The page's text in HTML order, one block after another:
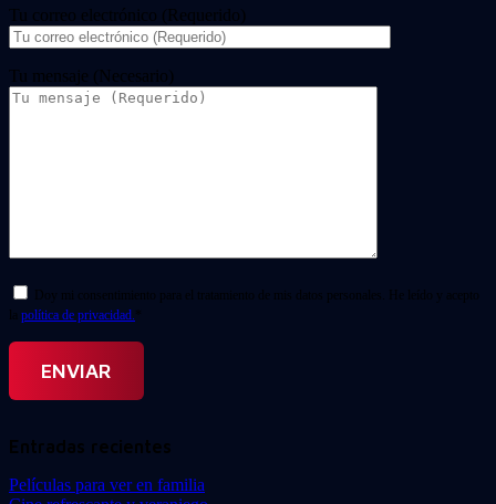
Tu correo electrónico (Requerido)
Tu mensaje (Necesario)
Doy mi consentimiento para el tratamiento de mis datos personales. He leído y acepto
la política de privacidad. *
Entradas recientes
Películas para ver en familia